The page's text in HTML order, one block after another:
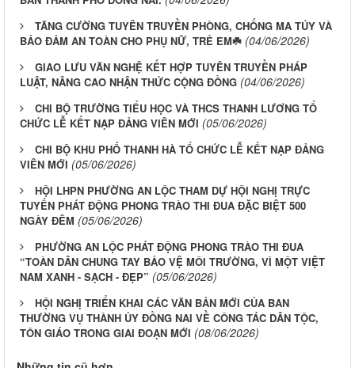
TĂNG CƯỜNG TUYÊN TRUYỀN PHÒNG, CHỐNG MA TÚY VÀ
BẢO ĐẢM AN TOÀN CHO PHỤ NỮ, TRẺ EM☘️ (04/06/2026)
GIAO LƯU VĂN NGHỆ KẾT HỢP TUYÊN TRUYỀN PHÁP
LUẬT, NÂNG CAO NHẬN THỨC CỘNG ĐỒNG (04/06/2026)
CHI BỘ TRƯỜNG TIỂU HỌC VÀ THCS THANH LƯƠNG TỔ
CHỨC LỄ KẾT NẠP ĐẢNG VIÊN MỚI (05/06/2026)
CHI BỘ KHU PHỐ THANH HÀ TỔ CHỨC LỄ KẾT NẠP ĐẢNG
VIÊN MỚI (05/06/2026)
HỘI LHPN PHƯỜNG AN LỘC THAM DỰ HỘI NGHỊ TRỰC
TUYẾN PHÁT ĐỘNG PHONG TRÀO THI ĐUA ĐẶC BIỆT 500
NGÀY ĐÊM (05/06/2026)
PHƯỜNG AN LỘC PHÁT ĐỘNG PHONG TRÀO THI ĐUA
“TOÀN DÂN CHUNG TAY BẢO VỆ MÔI TRƯỜNG, VÌ MỘT VIỆT
NAM XANH - SẠCH - ĐẸP” (05/06/2026)
HỘI NGHỊ TRIỂN KHAI CÁC VĂN BẢN MỚI CỦA BAN
THƯỜNG VỤ THÀNH ỦY ĐỒNG NAI VỀ CÔNG TÁC DÂN TỘC,
TÔN GIÁO TRONG GIAI ĐOẠN MỚI (08/06/2026)